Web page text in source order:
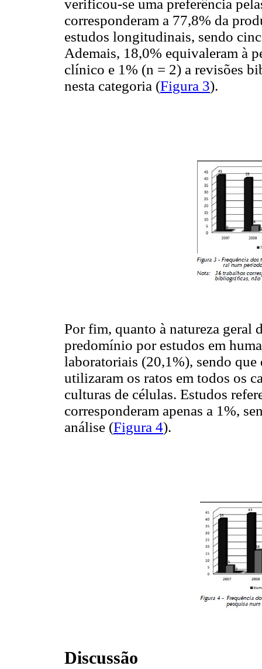
verificou-se uma preferência
corresponderam a 77,8% da
estudos longitudinais, sendo
Ademais, 18,0% equivaleram à
clínico e 1% (n = 2) a revisões
nesta categoria (Figura 3).
Por fim, quanto à natureza geral
predomínio por estudos em
laboratoriais (20,1%), sendo
utilizaram os ratos em todos os
culturas de células. Estudos
corresponderam apenas a 1%,
análise (Figura 4).
Discussão